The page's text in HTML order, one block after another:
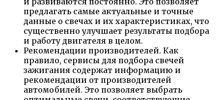
предлагать самые актуальные и точные
данные о свечах и их характеристиках, что
существенно улучшает результаты подбора
и работу двигателя в целом.
Рекомендации производителей. Как
правило, сервисы для подбора свечей
зажигания содержат информацию и
рекомендации от производителей
автомобилей. Это позволяет выбрать